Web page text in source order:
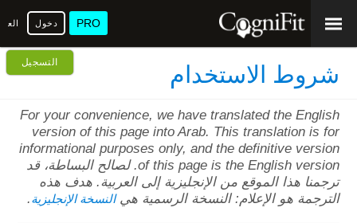
PRO دخول
التسجيل شروط الاستخدام
For your convenience, we have translated the English
version of this page into Arab. This translation is for
informational purposes only, and the definitive version
of this page is the English version. لصالح البساطة، قد
ترجمنا هذا الموقع من الإنجليزية إلى العربية. هدف هذه
الترجمة هو الإعلام: النسخة الرسمية هيالنسخة الإنجليزية.